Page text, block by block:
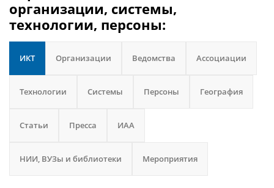
организации, системы,
технологии, персоны:
ИКТ Организации Ведомства Ассоциации
Технологии Системы Персоны География
Статьи Пресса ИАА
НИИ, ВУЗы и библиотеки Мероприятия